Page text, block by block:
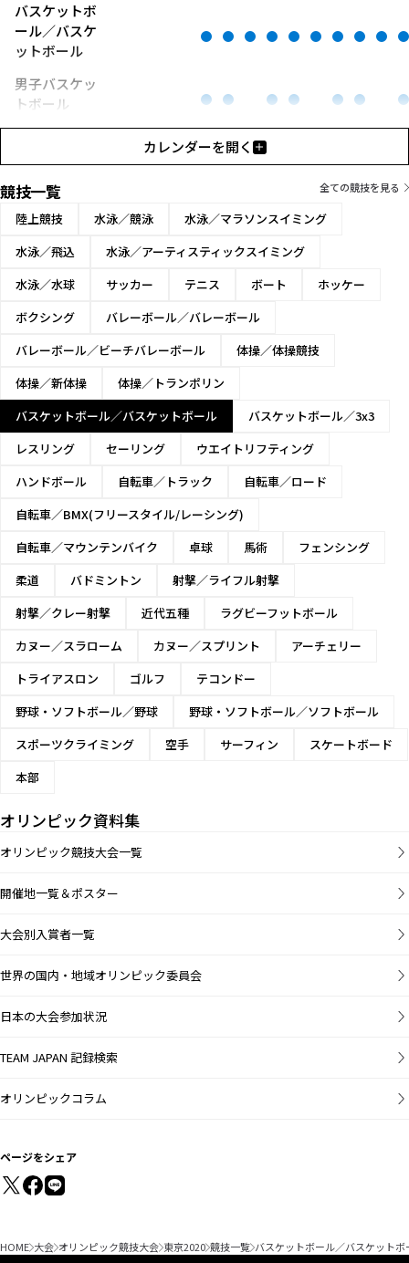
バスケットボ
ール／バスケ
ットボール
男子バスケッ
トボール
カレンダーを開く
競技一覧 全ての競技を見る
陸上競技 水泳／競泳
水泳／マラソンスイミング
水泳／飛込
水泳／アーティスティックスイミング
水泳／水球
サッカー テニス ボート
ホッケー
ボクシング
バレーボール／バレーボール
バレーボール／ビーチバレーボール
体操／体操競技
体操／新体操
体操／トランポリン
バスケットボール／バスケットボール
バスケットボール／3x3
レスリング
セーリング
ウエイトリフティング
ハンドボール
自転車／トラック
自転車／ロード
自転車／BMX(フリースタイル/レーシング)
自転車／マウンテンバイク
卓球 馬術
フェンシング
柔道
バドミントン
射撃／ライフル射撃
射撃／クレー射撃
近代五種
ラグビーフットボール
カヌー／スラローム
カヌー／スプリント
アーチェリー
トライアスロン
ゴルフ
テコンドー
野球・ソフトボール／野球
野球・ソフトボール／ソフトボール
スポーツクライミング
空手 サーフィン
スケートボード
本部
オリンピック資料集
オリンピック競技大会一覧
開催地一覧＆ポスター
大会別入賞者一覧
世界の国内・地域オリンピック委員会
日本の大会参加状況
TEAM JAPAN 記録検索
オリンピックコラム
ページをシェア
HOME 大会 オリンピック競技大会 東京2020 競技一覧 バスケットボール／バスケットボ